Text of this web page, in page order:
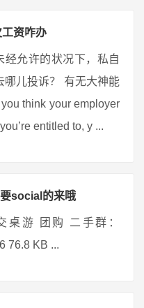
资咋办
经允许的状况下，私自
哪儿投诉？ 有无大神能
think your employer
entitled to, y ...
social的来哦
桌游 团购 二手群：
76.8 KB ...